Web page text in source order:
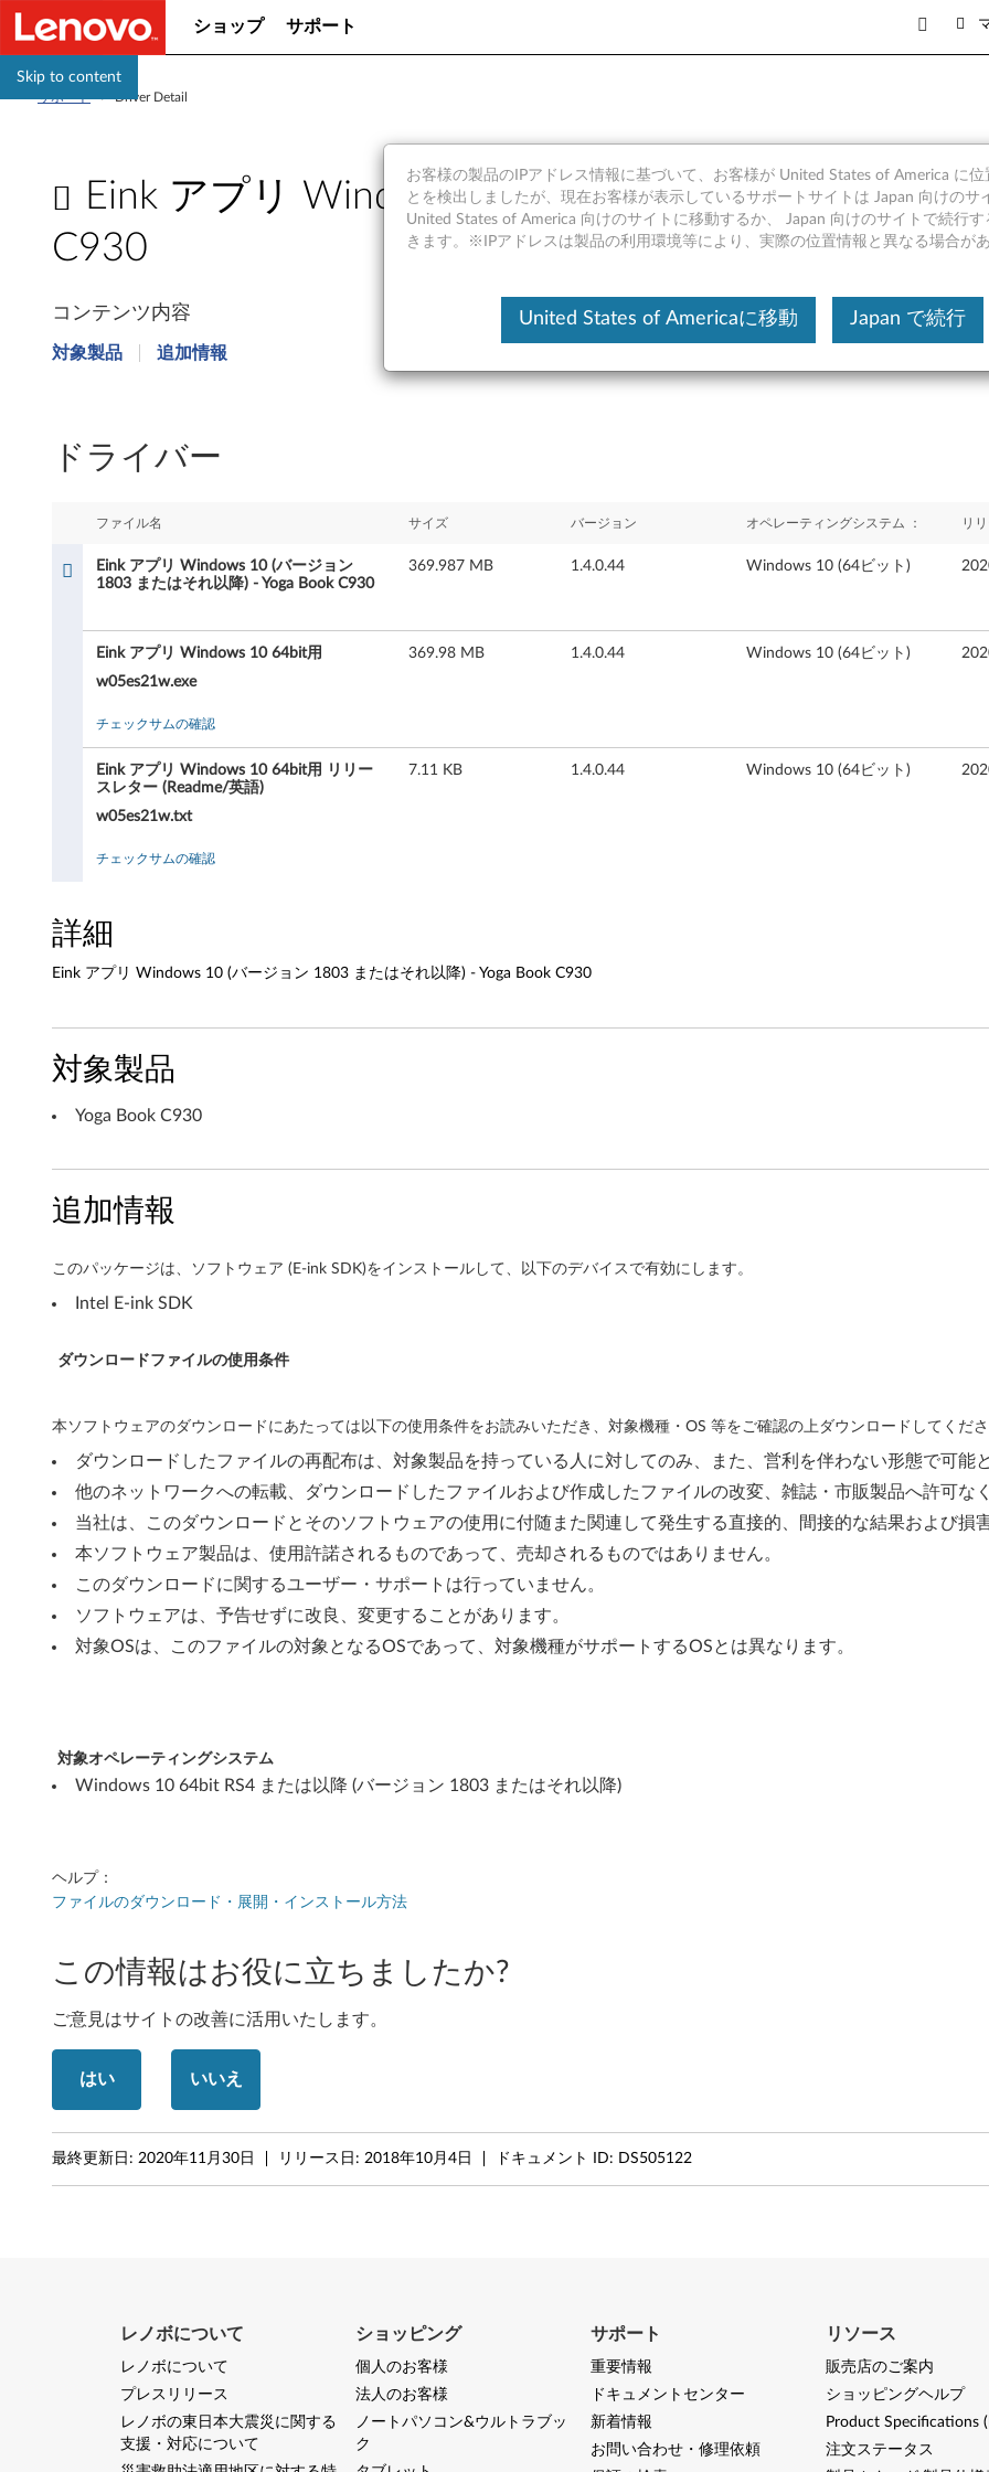
Skip to content
ショップ サポート
サポート >Driver Detail
Eink アプリ Windows 10 (バージョン 1803 または
C930
i
ア
0
(
バ
ー
ジ
ン
8
3
ま
た
は
そ
れ
以
-
Y
g
B
o
o
k
C
9
コンテンツ内容
対象製品 追加情報
ドライバー
ファイル名 サイズ バージョン オペレーティングシステム ： リ
Eink アプリ Windows 10 (バージョン
1803 またはそれ以降) - Yoga Book C930
369.987 MB 1.4.0.44 Windows 10 (64ビット)
Eink アプリ Windows 10 64bit用
w05es21w.exe
369.98 MB 1.4.0.44 Windows 10 (64ビット)
チェックサムの確認
Eink アプリ Windows 10 64bit用 リリー
スレター (Readme/英語)
w05es21w.txt
7.11 KB 1.4.0.44 Windows 10 (64ビット)
チェックサムの確認
詳細
Eink アプリ Windows 10 (バージョン 1803 またはそれ以降) - Yoga Book C930
対象製品
Yoga Book C930
追加情報
このパッケージは、ソフトウェア (E-ink SDK)をインストールして、以下のデバイスで有効にします。
Intel E-ink SDK
ダウンロードファイルの使用条件
本ソフトウェアのダウンロードにあたっては以下の使用条件をお読みいただき、対象機種・OS 等をご確認の上ダウンロードしてくださ
ダウンロードしたファイルの再配布は、対象製品を持っている人に対してのみ、また、営利を伴わない形態で可能
他のネットワークへの転載、ダウンロードしたファイルおよび作成したファイルの改変、雑誌・市販製品へ許可な
当社は、このダウンロードとそのソフトウェアの使用に付随また関連して発生する直接的、間接的な結果および損
本ソフトウェア製品は、使用許諾されるものであって、売却されるものではありません。
このダウンロードに関するユーザー・サポートは行っていません。
ソフトウェアは、予告せずに改良、変更することがあります。
対象OSは、このファイルの対象となるOSであって、対象機種がサポートするOSとは異なります。
対象オペレーティングシステム
Windows 10 64bit RS4 または以降 (バージョン 1803 またはそれ以降)
ヘルプ：
ファイルのダウンロード・展開・インストール方法
この情報はお役に立ちましたか?
ご意見はサイトの改善に活用いたします。
はい いいえ
最終更新日: 2020年11月30日 リリース日: 2018年10月4日 ドキュメント ID: DS505122
お客様の製品のIPアドレス情報に基づいて、お客様が United States of America に位
とを検出しましたが、現在お客様が表示しているサポートサイトは Japan 向けのサ
United States of America 向けのサイトに移動するか、 Japan 向けのサイトで続行
きます。※IPアドレスは製品の利用環境等により、実際の位置情報と異なる場合があ
United States of Americaに移動 Japan で続行
レノボについて
レノボについて
プレスリリース
レノボの東日本大震災に関する
支援・対応について
ショッピング
個人のお客様
法人のお客様
ノートパソコン&ウルトラブッ
ク
サポート
重要情報
ドキュメントセンター
新着情報
お問い合わせ・修理依頼
リソース
販売店のご案内
ショッピングヘルプ
Product Specifications
注文ステータス